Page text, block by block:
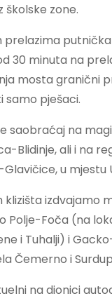
školske zone.
prelazima
30 minuta na
mosta granični
samo pješaci.
saobraćaj na
Blidinje, ali i na
u mjestu
klizišta izdvajamo
Polje-Foča (na
i Tuhalji) i
Čemerno i
na dionici